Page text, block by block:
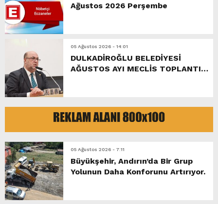
Ağustos 2026 Perşembe
05 Ağustos 2026 - 14:01
DULKADİROĞLU BELEDİYESİ
AĞUSTOS AYI MECLİS TOPLANTISI
05 Ağustos 2026 - 7:11
Büyükşehir, Andırın’da Bir Grup
Yolunun Daha Konforunu Artırıyor.